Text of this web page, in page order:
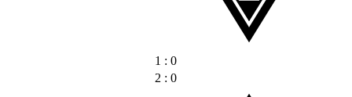
1 : 0
2 : 0